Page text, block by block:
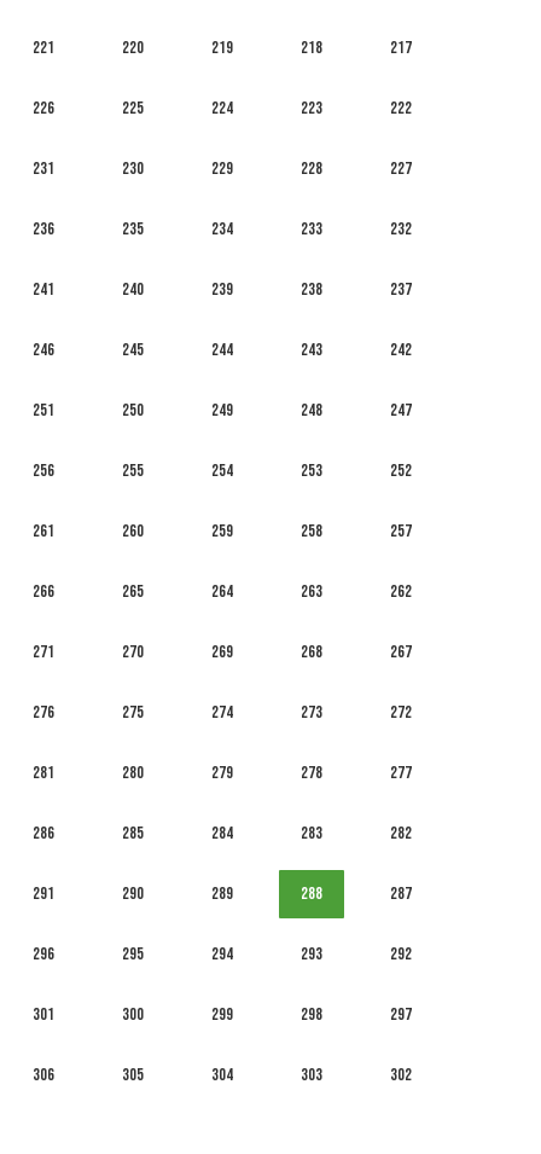
217
218
219
220
221
222
223
224
225
226
227
228
229
230
231
232
233
234
235
236
237
238
239
240
241
242
243
244
245
246
247
248
249
250
251
252
253
254
255
256
257
258
259
260
261
262
263
264
265
266
267
268
269
270
271
272
273
274
275
276
277
278
279
280
281
282
283
284
285
286
287
288
289
290
291
292
293
294
295
296
297
298
299
300
301
302
303
304
305
306